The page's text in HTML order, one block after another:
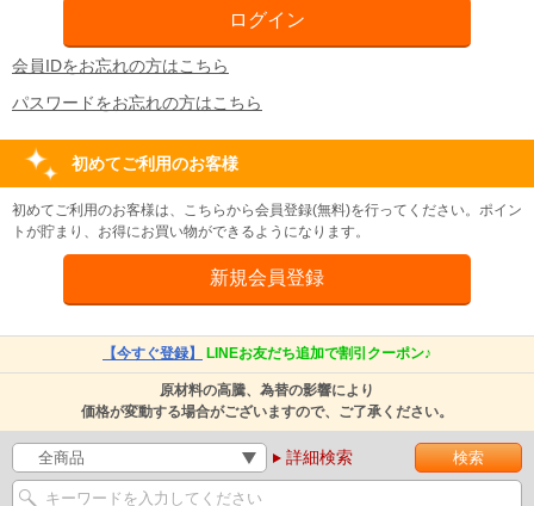
会員IDをお忘れの方はこちら
パスワードをお忘れの方はこちら
初めてご利用のお客様
初めてご利用のお客様は、こちらから会員登録(無料)を行ってください。ポイン
トが貯まり、お得にお買い物ができるようになります。
【今すぐ登録】 LINEお友だち追加で割引クーポン♪
原材料の高騰、為替の影響により
価格が変動する場合がございますので、ご了承ください。
詳細検索